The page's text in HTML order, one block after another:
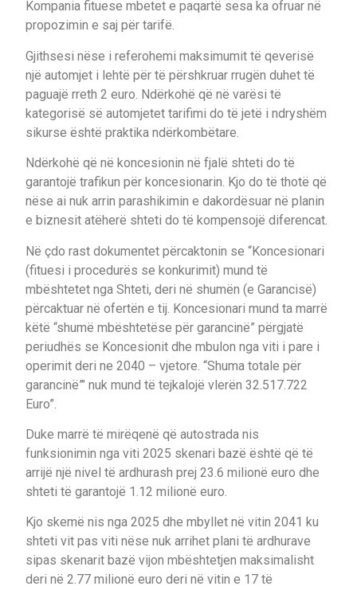
Kompania fituese mbetet e paqartë sesa ka ofruar në
propozimin e saj për tarifë.
Gjithsesi nëse i referohemi maksimumit të qeverisë
një automjet i lehtë për të përshkruar rrugën duhet të
paguajë rreth 2 euro. Ndërkohë që në varësi të
kategorisë së automjetet tarifimi do të jetë i ndryshëm
sikurse është praktika ndërkombëtare.
Ndërkohë që në koncesionin në fjalë shteti do të
garantojë trafikun për koncesionarin. Kjo do të thotë që
nëse ai nuk arrin parashikimin e dakordësuar në planin
e biznesit atëherë shteti do të kompensojë diferencat.
Në çdo rast dokumentet përcaktonin se “Koncesionari
(fituesi i procedurës se konkurimit) mund të
mbështetet nga Shteti, deri në shumën (e Garancisë)
përcaktuar në ofertën e tij. Koncesionari mund ta marrë
këtë “shumë mbështetëse për garancinë” përgjatë
periudhës se Koncesionit dhe mbulon nga viti i pare i
operimit deri ne 2040 – vjetore. “Shuma totale për
garancinë”’ nuk mund të tejkalojë vlerën 32.517.722
Euro”.
Duke marrë të mirëqenë që autostrada nis
funksionimin nga viti 2025 skenari bazë është që të
arrijë një nivel të ardhurash prej 23.6 milionë euro dhe
shteti të garantojë 1.12 milionë euro.
Kjo skemë nis nga 2025 dhe mbyllet në vitin 2041 ku
shteti vit pas viti nëse nuk arrihet plani të ardhurave
sipas skenarit bazë vijon mbështetjen maksimalisht
deri në 2.77 milionë euro deri në vitin e 17 të